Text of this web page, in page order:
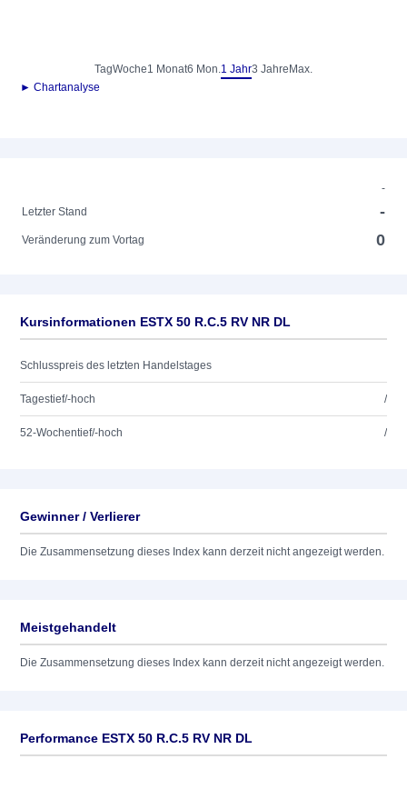
TagWoche1 Monat6 Mon.1 Jahr3 Jahre Max.
► Chartanalyse
-
Letzter Stand
-
Veränderung zum Vortag 0
Kursinformationen ESTX 50 R.C.5 RV NR DL
Schlusspreis des letzten Handelstages
Tagestief/-hoch /
52-Wochentief/-hoch /
Gewinner / Verlierer
Die Zusammensetzung dieses Index kann derzeit nicht angezeigt werden.
Meistgehandelt
Die Zusammensetzung dieses Index kann derzeit nicht angezeigt werden.
Performance ESTX 50 R.C.5 RV NR DL